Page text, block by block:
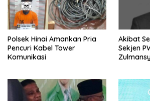
Polsek Hinai Amankan Pria
Pencuri Kabel Tower
Komunikasi
Akibat
Sekjen